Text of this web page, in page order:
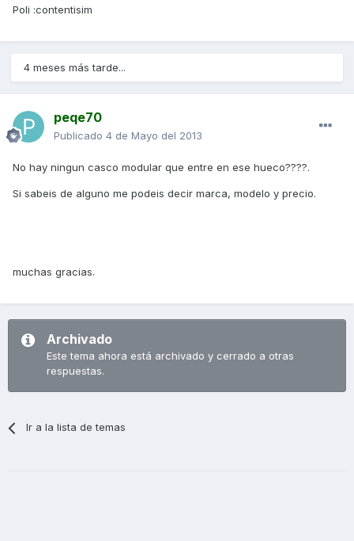
Poli :contentisim
4 meses más tarde...
peqe70
Publicado 4 de Mayo del 2013
No hay ningun casco modular que entre en ese hueco????.
Si sabeis de alguno me podeis decir marca, modelo y precio.
muchas gracias.
Archivado
Este tema ahora está archivado y cerrado a otras
respuestas.
Ir a la lista de temas